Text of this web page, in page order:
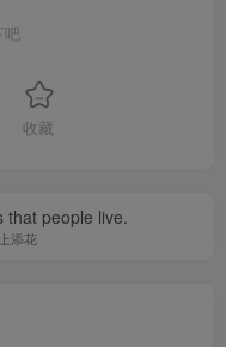
吧
收藏
that people live.
添花